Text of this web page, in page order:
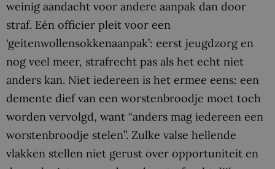
weinig aandacht voor andere aanpak dan door
straf. Eén officier pleit voor een
‘geitenwollensokkenaanpak’: eerst jeugdzorg en
nog veel meer, strafrecht pas als het echt niet
anders kan. Niet iedereen is het ermee eens: een
demente dief van een worstenbroodje moet toch
worden vervolgd, want “anders mag iedereen een
worstenbroodje stelen”. Zulke valse hellende
vlakken stellen niet gerust over opportuniteit en